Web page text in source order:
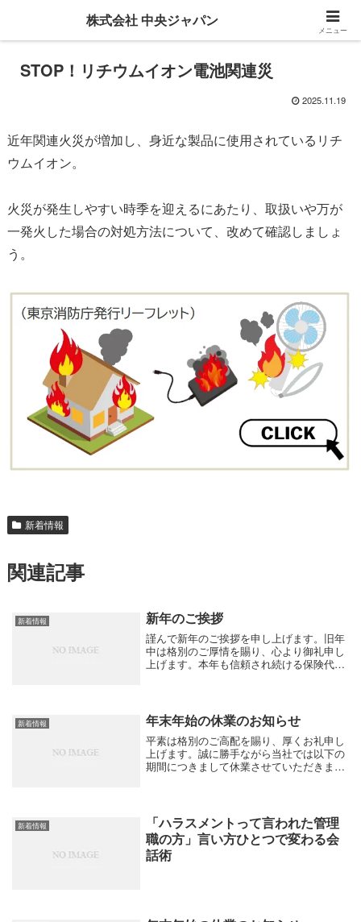
STOP！リチウムイオン電池関連災
2025.11.19
近年関連火災が増加し、身近な製品に使用されているリチ
ウムイオン。
火災が発生しやすい時季を迎えるにあたり、取扱いや万が
一発火した場合の対処方法について、改めて確認しましょ
う。
新着情報
関連記事
新着情報 新年のご挨拶
謹んで新年のご挨拶を申し上げます。旧年
中は格別のご厚情を賜り、心より御礼申し
上げます。本年も信頼され続ける保険代理
げます。
新着情報 年末年始の休業のお知らせ
平素は格別のご高配を賜り、厚くお礼申し
上げます。誠に勝手ながら当社では以下の
期間につきまして休業させていただきま
（月...
新着情報
「ハラスメントって言われた管理
職の方」言い方ひとつで変わる会
話術
株式会社 中央ジャパン
メニュー